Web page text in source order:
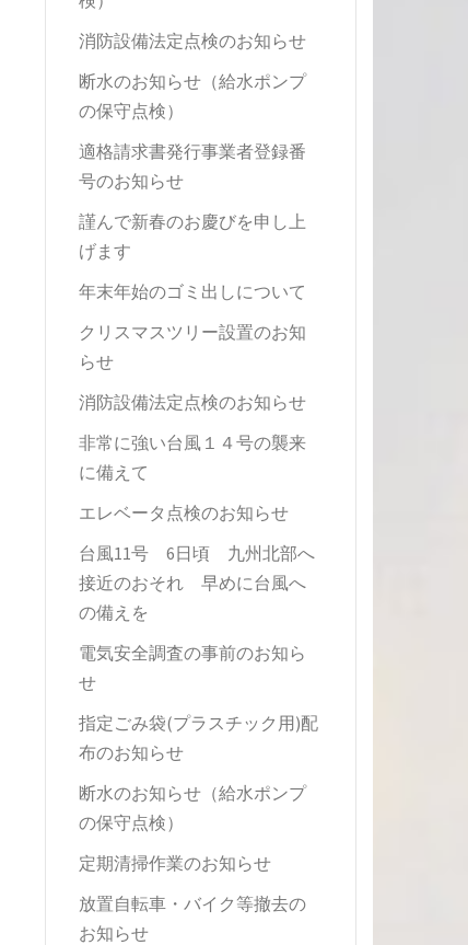
消防設備法定点検のお知らせ
断水のお知らせ（給水ポンプ
の保守点検）
適格請求書発行事業者登録番
号のお知らせ
謹んで新春のお慶びを申し上
げます
年末年始のゴミ出しについて
クリスマスツリー設置のお知
らせ
消防設備法定点検のお知らせ
非常に強い台風１４号の襲来
に備えて
エレベータ点検のお知らせ
台風11号 6日頃 九州北部へ
接近のおそれ 早めに台風へ
の備えを
電気安全調査の事前のお知ら
せ
指定ごみ袋(プラスチック用)配
布のお知らせ
断水のお知らせ（給水ポンプ
の保守点検）
定期清掃作業のお知らせ
放置自転車・バイク等撤去の
お知らせ